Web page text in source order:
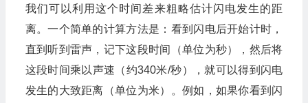
我们可以利用这个时间差来粗略估计闪电发生的距
离。一个简单的计算方法是：看到闪电后开始计时，
直到听到雷声，记下这段时间（单位为秒），然后将
这段时间乘以声速（约340米/秒），就可以得到闪电
发生的大致距离（单位为米）。例如，如果你看到闪